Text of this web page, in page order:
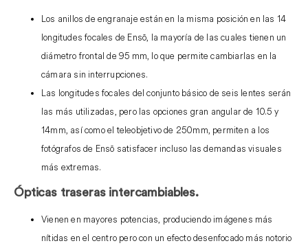
Los anillos de engranaje están en la misma posición en las 14
longitudes focales de Ensō, la mayoría de las cuales tienen un
diámetro frontal de 95 mm, lo que permite cambiarlas en la
cámara sin interrupciones.
Las longitudes focales del conjunto básico de seis lentes serán
las más utilizadas, pero las opciones gran angular de 10.5 y
14mm, así como el teleobjetivo de 250mm, permiten a los
fotógrafos de Ensō satisfacer incluso las demandas visuales
más extremas.
Ópticas traseras intercambiables.
Vienen en mayores potencias, produciendo imágenes más
nítidas en el centro pero con un efecto desenfocado más notorio